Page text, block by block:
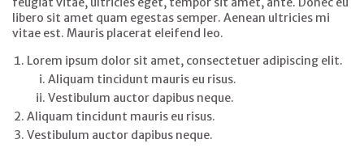
libero sit amet quam egestas semper. Aenean ultricies mi
vitae est. Mauris placerat eleifend leo.
Lorem ipsum dolor sit amet, consectetuer adipiscing elit.
Aliquam tincidunt mauris eu risus.
Vestibulum auctor dapibus neque.
Aliquam tincidunt mauris eu risus.
Vestibulum auctor dapibus neque.